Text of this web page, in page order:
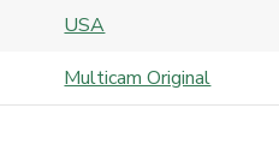
USA
Multicam Original